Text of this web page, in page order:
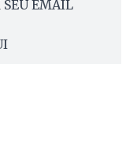
SEU EMAIL